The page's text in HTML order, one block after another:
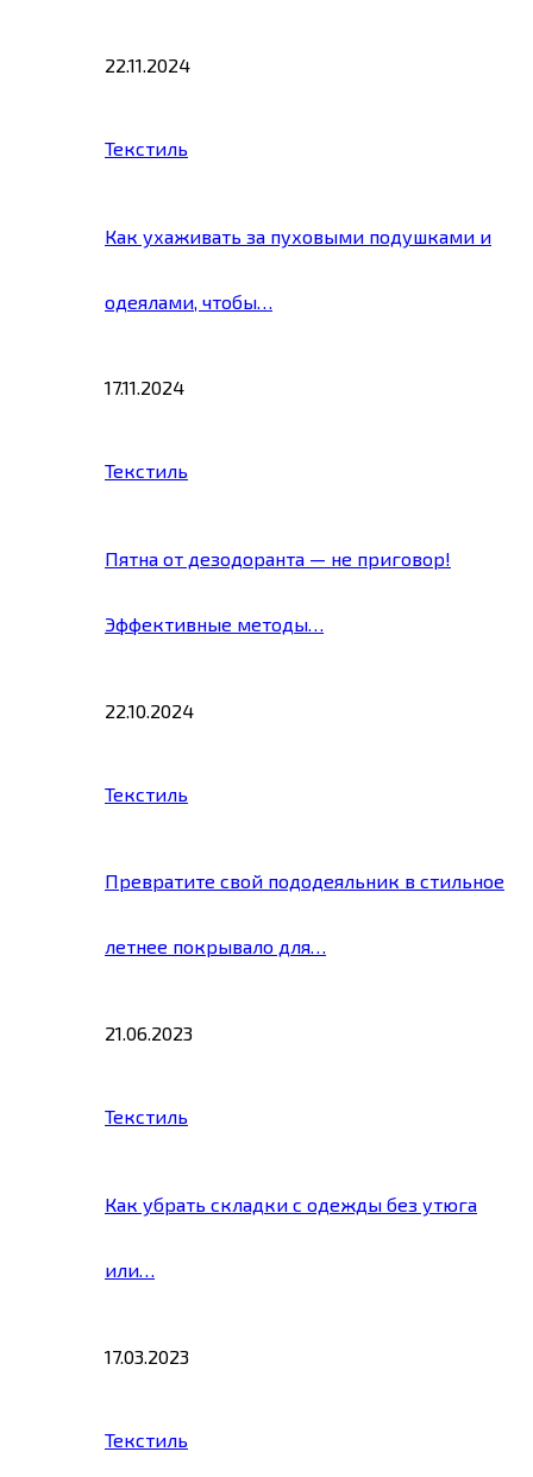
22.11.2024
Текстиль
Как ухаживать за пуховыми подушками и
одеялами, чтобы…
17.11.2024
Текстиль
Пятна от дезодоранта — не приговор!
Эффективные методы…
22.10.2024
Текстиль
Превратите свой пододеяльник в стильное
летнее покрывало для…
21.06.2023
Текстиль
Как убрать складки с одежды без утюга
или…
17.03.2023
Текстиль